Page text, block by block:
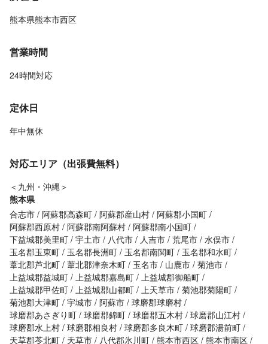
熊本県熊本市西区
営業時間
24時間対応
定休日
年中無休
対応エリア（出張費無料）
＜九州・沖縄＞
熊本県
合志市 阿蘇郡高森町 阿蘇郡産山村 阿蘇郡小国町
阿蘇郡西原村 阿蘇郡南阿蘇村 阿蘇郡南小国町
下益城郡美里町 宇土市 八代市 人吉市 荒尾市 水俣市
玉名郡玉東町
玉名郡長洲町 玉名郡南関町
玉名郡和水町
葦北郡芦北町 葦北郡津奈木町 玉名市 山鹿市 菊池市
上益城郡益城町 上益城郡嘉島町 上益城郡御船町
上益城郡甲佐町 上益城郡山都町 上天草市 菊池郡菊陽町
菊池郡大津町 宇城市 阿蘇市 球磨郡球磨村
球磨郡あさぎり町 球磨郡錦町 球磨郡五木村 球磨郡山江村
球磨郡水上村 球磨郡相良村 球磨郡多良木町 球磨郡湯前町
天草郡苓北町
天草市 八代郡氷川町 熊本市西区 熊本市南区